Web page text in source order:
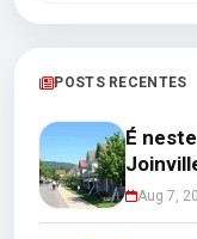
POSTS RECENTES
É
Aug 7,